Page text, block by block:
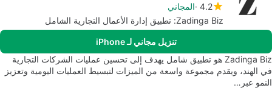
4.2 المجاني
Zadinga Biz: تطبيق إدارة الأعمال التجارية الشامل
تنزيل مجاني لـ iPhone
Zadinga Biz هو تطبيق شامل يهدف إلى تحسين عمليات الشركات التجارية
في الهند، ويقدم مجموعة واسعة من الميزات لتبسيط العمليات اليومية وتعزيز
النمو عبر…